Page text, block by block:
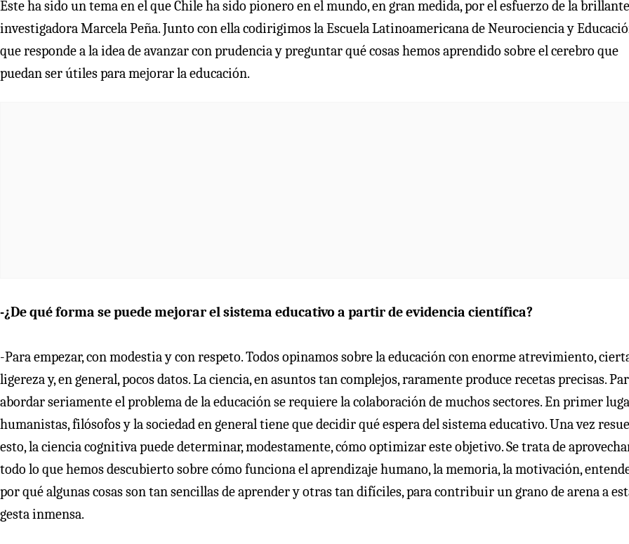
Este ha sido un tema en el que Chile ha sido pionero en el mundo, en gran medida, por el esfuerzo de la brillante
investigadora Marcela Peña. Junto con ella codirigimos la Escuela Latinoamericana de Neurociencia y
que responde a la idea de avanzar con prudencia y preguntar qué cosas hemos aprendido sobre el cerebro que
puedan ser útiles para mejorar la educación.
-¿De qué forma se puede mejorar el sistema educativo a partir de evidencia científica?
-Para empezar, con modestia y con respeto. Todos opinamos sobre la educación con enorme atrevimiento,
ligereza y, en general, pocos datos. La ciencia, en asuntos tan complejos, raramente produce recetas precisas.
abordar seriamente el problema de la educación se requiere la colaboración de muchos sectores. En primer
humanistas, filósofos y la sociedad en general tiene que decidir qué espera del sistema educativo. Una vez
esto, la ciencia cognitiva puede determinar, modestamente, cómo optimizar este objetivo. Se trata de
todo lo que hemos descubierto sobre cómo funciona el aprendizaje humano, la memoria, la motivación,
por qué algunas cosas son tan sencillas de aprender y otras tan difíciles, para contribuir un grano de arena a
gesta inmensa.